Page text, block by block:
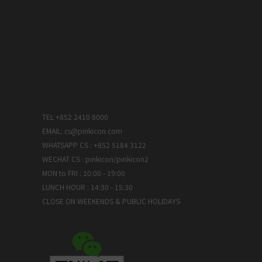
TEL +852 2410 8000
EMAIL: cs@pinkicon.com
WHATSAPP CS : +852 5184 3122
WECHAT CS : pinkicon/pinkicon2
MON to FRI : 10:00 - 19:00
LUNCH HOUR : 14:30 - 15:30
CLOSE ON WEEKENDS & PUBLIC HOLIDAYS